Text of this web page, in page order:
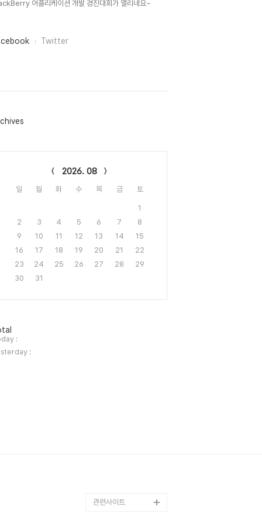
어플리케이션 개발 경진대회가 열리네요~
Twitter
2026. 08
일 월 화 수 목 금 토
1
2
3 4 5 6 7
8
9
10 11 12 13 14
15
16
17 18 19 20 21
22
23
24 25 26 27 28
29
30
31
:
:
관련사이트